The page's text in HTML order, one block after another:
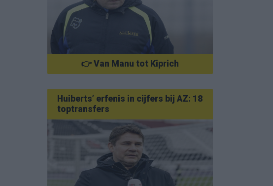
👉 Van Manu tot Kiprich
Huiberts’ erfenis in cijfers bij AZ: 18
toptransfers